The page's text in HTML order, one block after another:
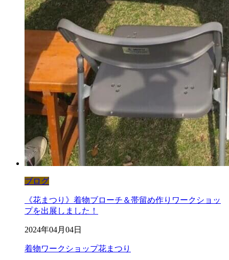
ブログ
《花まつり》着物ブローチ＆帯留め作りワークショッ
プを出展しました！
2024年04月04日
着物ワークショップ花まつり